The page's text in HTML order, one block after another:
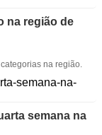
na região de
na região.
semana na